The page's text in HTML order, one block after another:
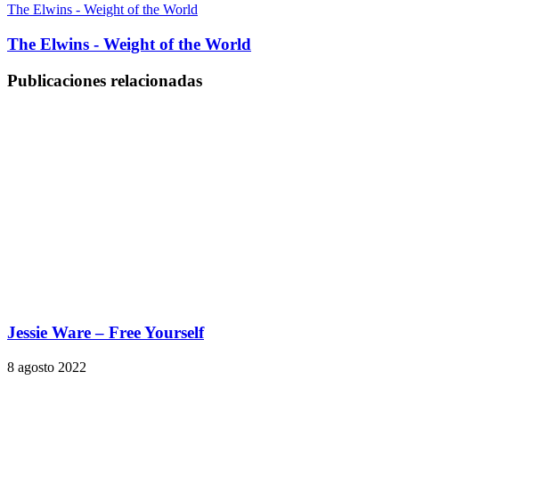
The Elwins - Weight of the World
The Elwins - Weight of the World
Publicaciones relacionadas
Jessie Ware – Free Yourself
8 agosto 2022